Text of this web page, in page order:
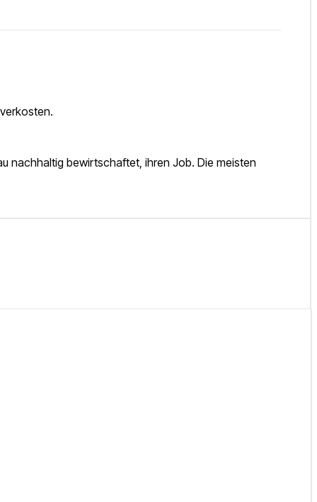
nachhaltig bewirtschaftet, ihren Job. Die meisten